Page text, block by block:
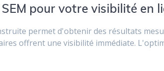
pour votre visibilité en
permet d'obtenir des résultats
offrent une visibilité immédiate.